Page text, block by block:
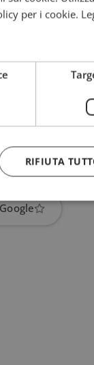
per i cookie.
RIFIUTA